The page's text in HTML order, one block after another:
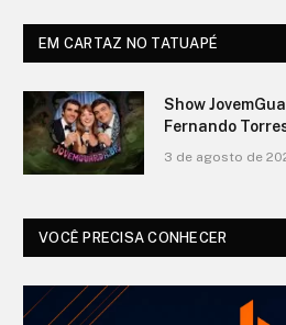
EM CARTAZ NO TATUAPÉ
O Show de Ítalo
Torres
3 de agosto de
VOCÊ PRECISA CONHECER